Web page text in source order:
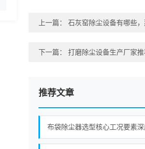
上一篇： 石灰窑除尘设备有哪些
下一篇： 打磨除尘设备生产厂家
推荐文章
布袋除尘器选型核心工况要素